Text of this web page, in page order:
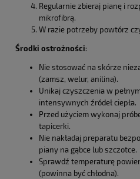
Regularnie zbieraj pianę i
mikrofibrą.
W razie potrzeby powtórz
Środki ostrożności:
Nie stosować na skórze
(zamsz, welur, anilina).
Unikaj czyszczenia w
intensywnych źródeł ciepła.
Przed użyciem wykonaj
tapicerki.
Nie nakładaj preparatu
piany na gąbce lub szczotce.
Sprawdź temperaturę
(powinna być chłodna).